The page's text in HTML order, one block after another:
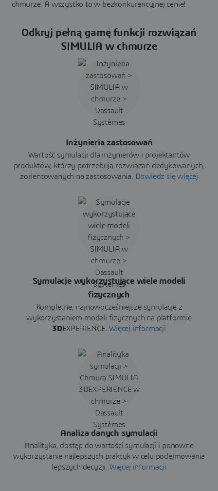
chmurze. A wszystko to w bezkonkurencyjnej cenie!
Odkryj pełną gamę funkcji rozwiązań
SIMULIA w chmurze
Inżynieria zastosowań
Wartość symulacji dla inżynierów i projektantów
produktów, którzy potrzebują rozwiązań dedykowanych,
zorientowanych na zastosowania.
Dowiedz się więcej
Symulacje wykorzystujące wiele modeli
fizycznych
Kompletne, najnowocześniejsze symulacje z
wykorzystaniem modeli fizycznych na platformie
3DEXPERIENCE.Więcej informacji
Analiza danych symulacji
Analityka, dostęp do wartości symulacji i ponowne
wykorzystanie najlepszych praktyk w celu podejmowania
lepszych decyzji. Więcej informacji